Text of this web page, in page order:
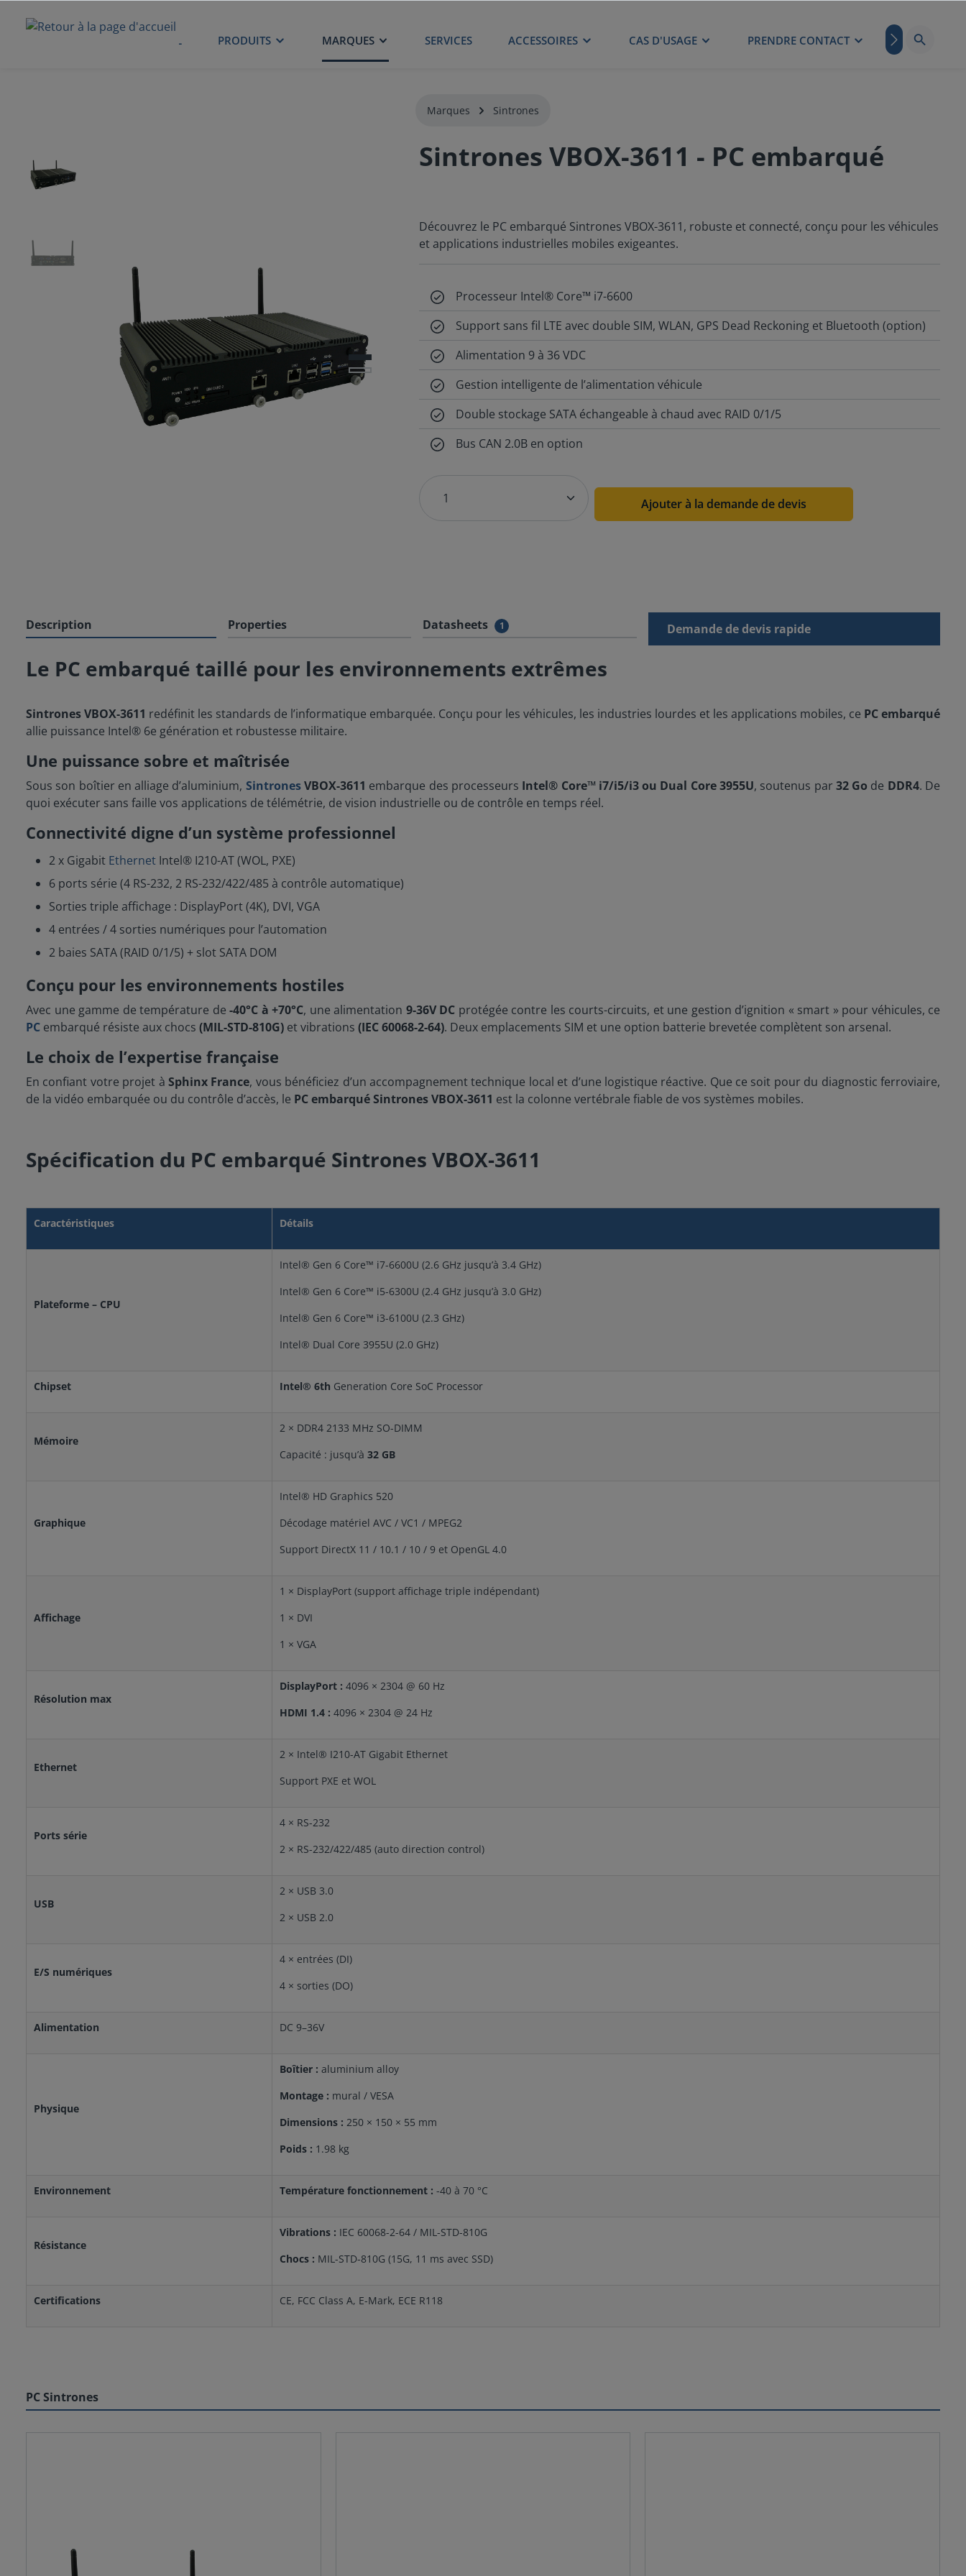
ACCUEIL PRODUITS MARQUES SERVICES ACCESSOIRES CAS D'USAGE PRENDRE CONTACT BLOG
Marques Sintrones
Sintrones VBOX-3611 - PC embarqué
Découvrez le PC embarqué Sintrones VBOX-3611, robuste et connecté, conçu pour les véhicules
et applications industrielles mobiles exigeantes.
Processeur Intel® Core™ i7-6600
Support sans fil LTE avec double SIM, WLAN, GPS Dead Reckoning et Bluetooth (option)
Alimentation 9 à 36 VDC
Gestion intelligente de l’alimentation véhicule
Double stockage SATA échangeable à chaud avec RAID 0/1/5
Bus CAN 2.0B en option
Ajouter à la demande de devis
Description Properties Datasheets 1 Demande de devis rapide
Le PC embarqué taillé pour les environnements extrêmes
Sintrones VBOX-3611 redéfinit les standards de l’informatique embarquée. Conçu pour les véhicules, les industries lourdes et les applications mobiles, ce PC embarqué
allie puissance Intel® 6e génération et robustesse militaire.
Une puissance sobre et maîtrisée
Sous son boîtier en alliage d’aluminium, SintronesVBOX-3611 embarque des processeurs Intel® Core™ i7/i5/i3 ou Dual Core 3955U, soutenus par 32 Go de DDR4. De
quoi exécuter sans faille vos applications de télémétrie, de vision industrielle ou de contrôle en temps réel.
Connectivité digne d’un système professionnel
2 x Gigabit Ethernet Intel® I210-AT (WOL, PXE)
6 ports série (4 RS-232, 2 RS-232/422/485 à contrôle automatique)
Sorties triple affichage : DisplayPort (4K), DVI, VGA
4 entrées / 4 sorties numériques pour l’automation
2 baies SATA (RAID 0/1/5) + slot SATA DOM
Conçu pour les environnements hostiles
Avec une gamme de température de -40°C à +70°C, une alimentation 9-36V DC protégée contre les courts-circuits, et une gestion d’ignition « smart » pour véhicules, ce
PC embarqué résiste aux chocs (MIL-STD-810G) et vibrations (IEC 60068-2-64). Deux emplacements SIM et une option batterie brevetée complètent son arsenal.
Le choix de l’expertise française
En confiant votre projet à Sphinx France, vous bénéficiez d’un accompagnement technique local et d’une logistique réactive. Que ce soit pour du diagnostic ferroviaire,
de la vidéo embarquée ou du contrôle d’accès, le PC embarqué Sintrones VBOX-3611 est la colonne vertébrale fiable de vos systèmes mobiles.
Spécification du PC embarqué Sintrones VBOX-3611
Caractéristiques Détails
Plateforme – CPU
Intel® Gen 6 Core™ i7-6600U (2.6 GHz jusqu’à 3.4 GHz)
Intel® Gen 6 Core™ i5-6300U (2.4 GHz jusqu’à 3.0 GHz)
Intel® Gen 6 Core™ i3-6100U (2.3 GHz)
Intel® Dual Core 3955U (2.0 GHz)
Chipset Intel® 6th Generation Core SoC Processor
Mémoire
2 × DDR4 2133 MHz SO-DIMM
Capacité : jusqu’à 32 GB
Graphique
Intel® HD Graphics 520
Décodage matériel AVC / VC1 / MPEG2
Support DirectX 11 / 10.1 / 10 / 9 et OpenGL 4.0
Affichage
1 × DisplayPort (support affichage triple indépendant)
1 × DVI
1 × VGA
Résolution max
DisplayPort : 4096 × 2304 @ 60 Hz
HDMI 1.4 : 4096 × 2304 @ 24 Hz
Ethernet
2 × Intel® I210-AT Gigabit Ethernet
Support PXE et WOL
Ports série
4 × RS-232
2 × RS-232/422/485 (auto direction control)
USB
2 × USB 3.0
2 × USB 2.0
E/S numériques
4 × entrées (DI)
4 × sorties (DO)
Alimentation DC 9–36V
Physique
Boîtier : aluminium alloy
Montage : mural / VESA
Dimensions : 250 × 150 × 55 mm
Poids : 1.98 kg
Environnement Température fonctionnement : -40 à 70 °C
Résistance
Vibrations : IEC 60068-2-64 / MIL-STD-810G
Chocs : MIL-STD-810G (15G, 11 ms avec SSD)
Certifications CE, FCC Class A, E-Mark, ECE R118
PC Sintrones